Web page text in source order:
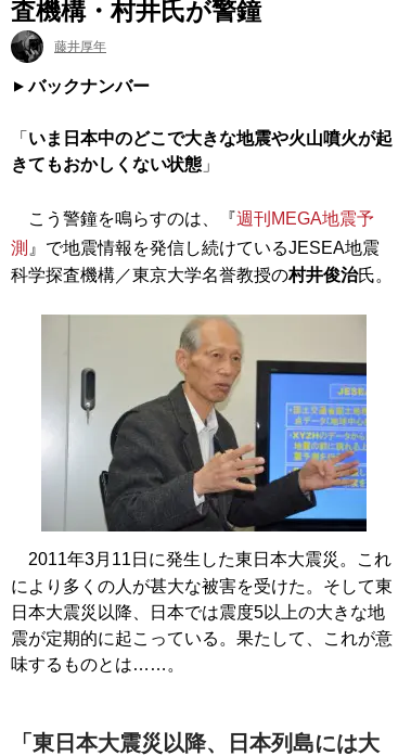
査機構・村井氏が警鐘
藤井厚年
バックナンバー
「 いま日本中のどこで大きな地震や火山噴火が起
きてもおかしくない状態 」
こう警鐘を鳴らすのは、『週刊MEGA地震予
測 』で地震情報を発信し続けているJESEA地震
科学探査機構／東京大学名誉教授の村井俊治氏。
2011年3月11日に発生した東日本大震災。これ
により多くの人が甚大な被害を受けた。そして東
日本大震災以降、日本では震度5以上の大きな地
震が定期的に起こっている。果たして、これが意
味するものとは……。
「東日本大震災以降、日本列島には大